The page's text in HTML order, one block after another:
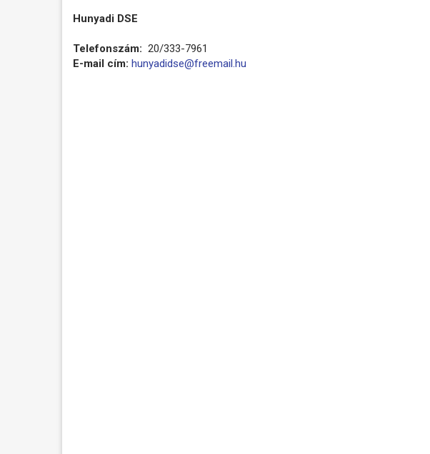
Hunyadi DSE
Telefonszám: 20/333-7961
E-mail cím: hunyadidse@freemail.hu